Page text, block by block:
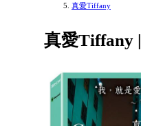
真愛Tiffany
真愛Tiffany